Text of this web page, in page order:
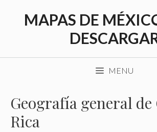
MAPAS DE
MENU
Geografía general de
Rica